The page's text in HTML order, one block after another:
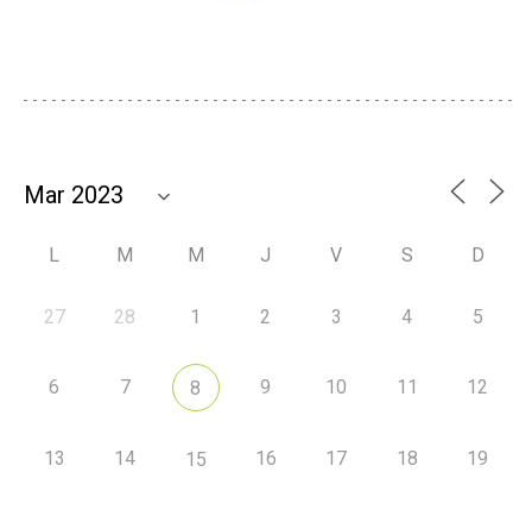
L M M J V S D
27 28 1 2 3 4 5
6 7 8 9 10 11 12
13 14 15 16 17 18 19